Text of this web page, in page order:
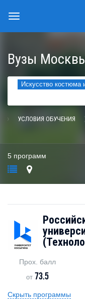
Вузы
Искусство костюма
УСЛОВИЯ ОБУЧЕНИЯ
5 программ
Прох. балл
от 73.5
Скрыть программы